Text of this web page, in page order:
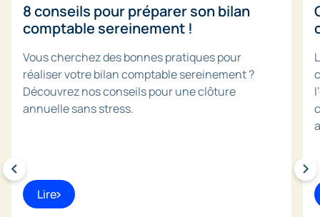
8 conseils pour préparer son bilan
comptable sereinement !
Vous cherchez des bonnes pratiques pour
réaliser votre bilan comptable sereinement ?
Découvrez nos conseils pour une clôture
annuelle sans stress.
Lire